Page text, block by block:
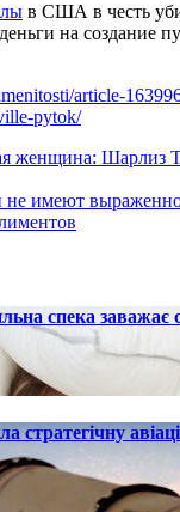
в США в честь
на
article-
pytok/
женщина: Шарлиз
имеют
спека